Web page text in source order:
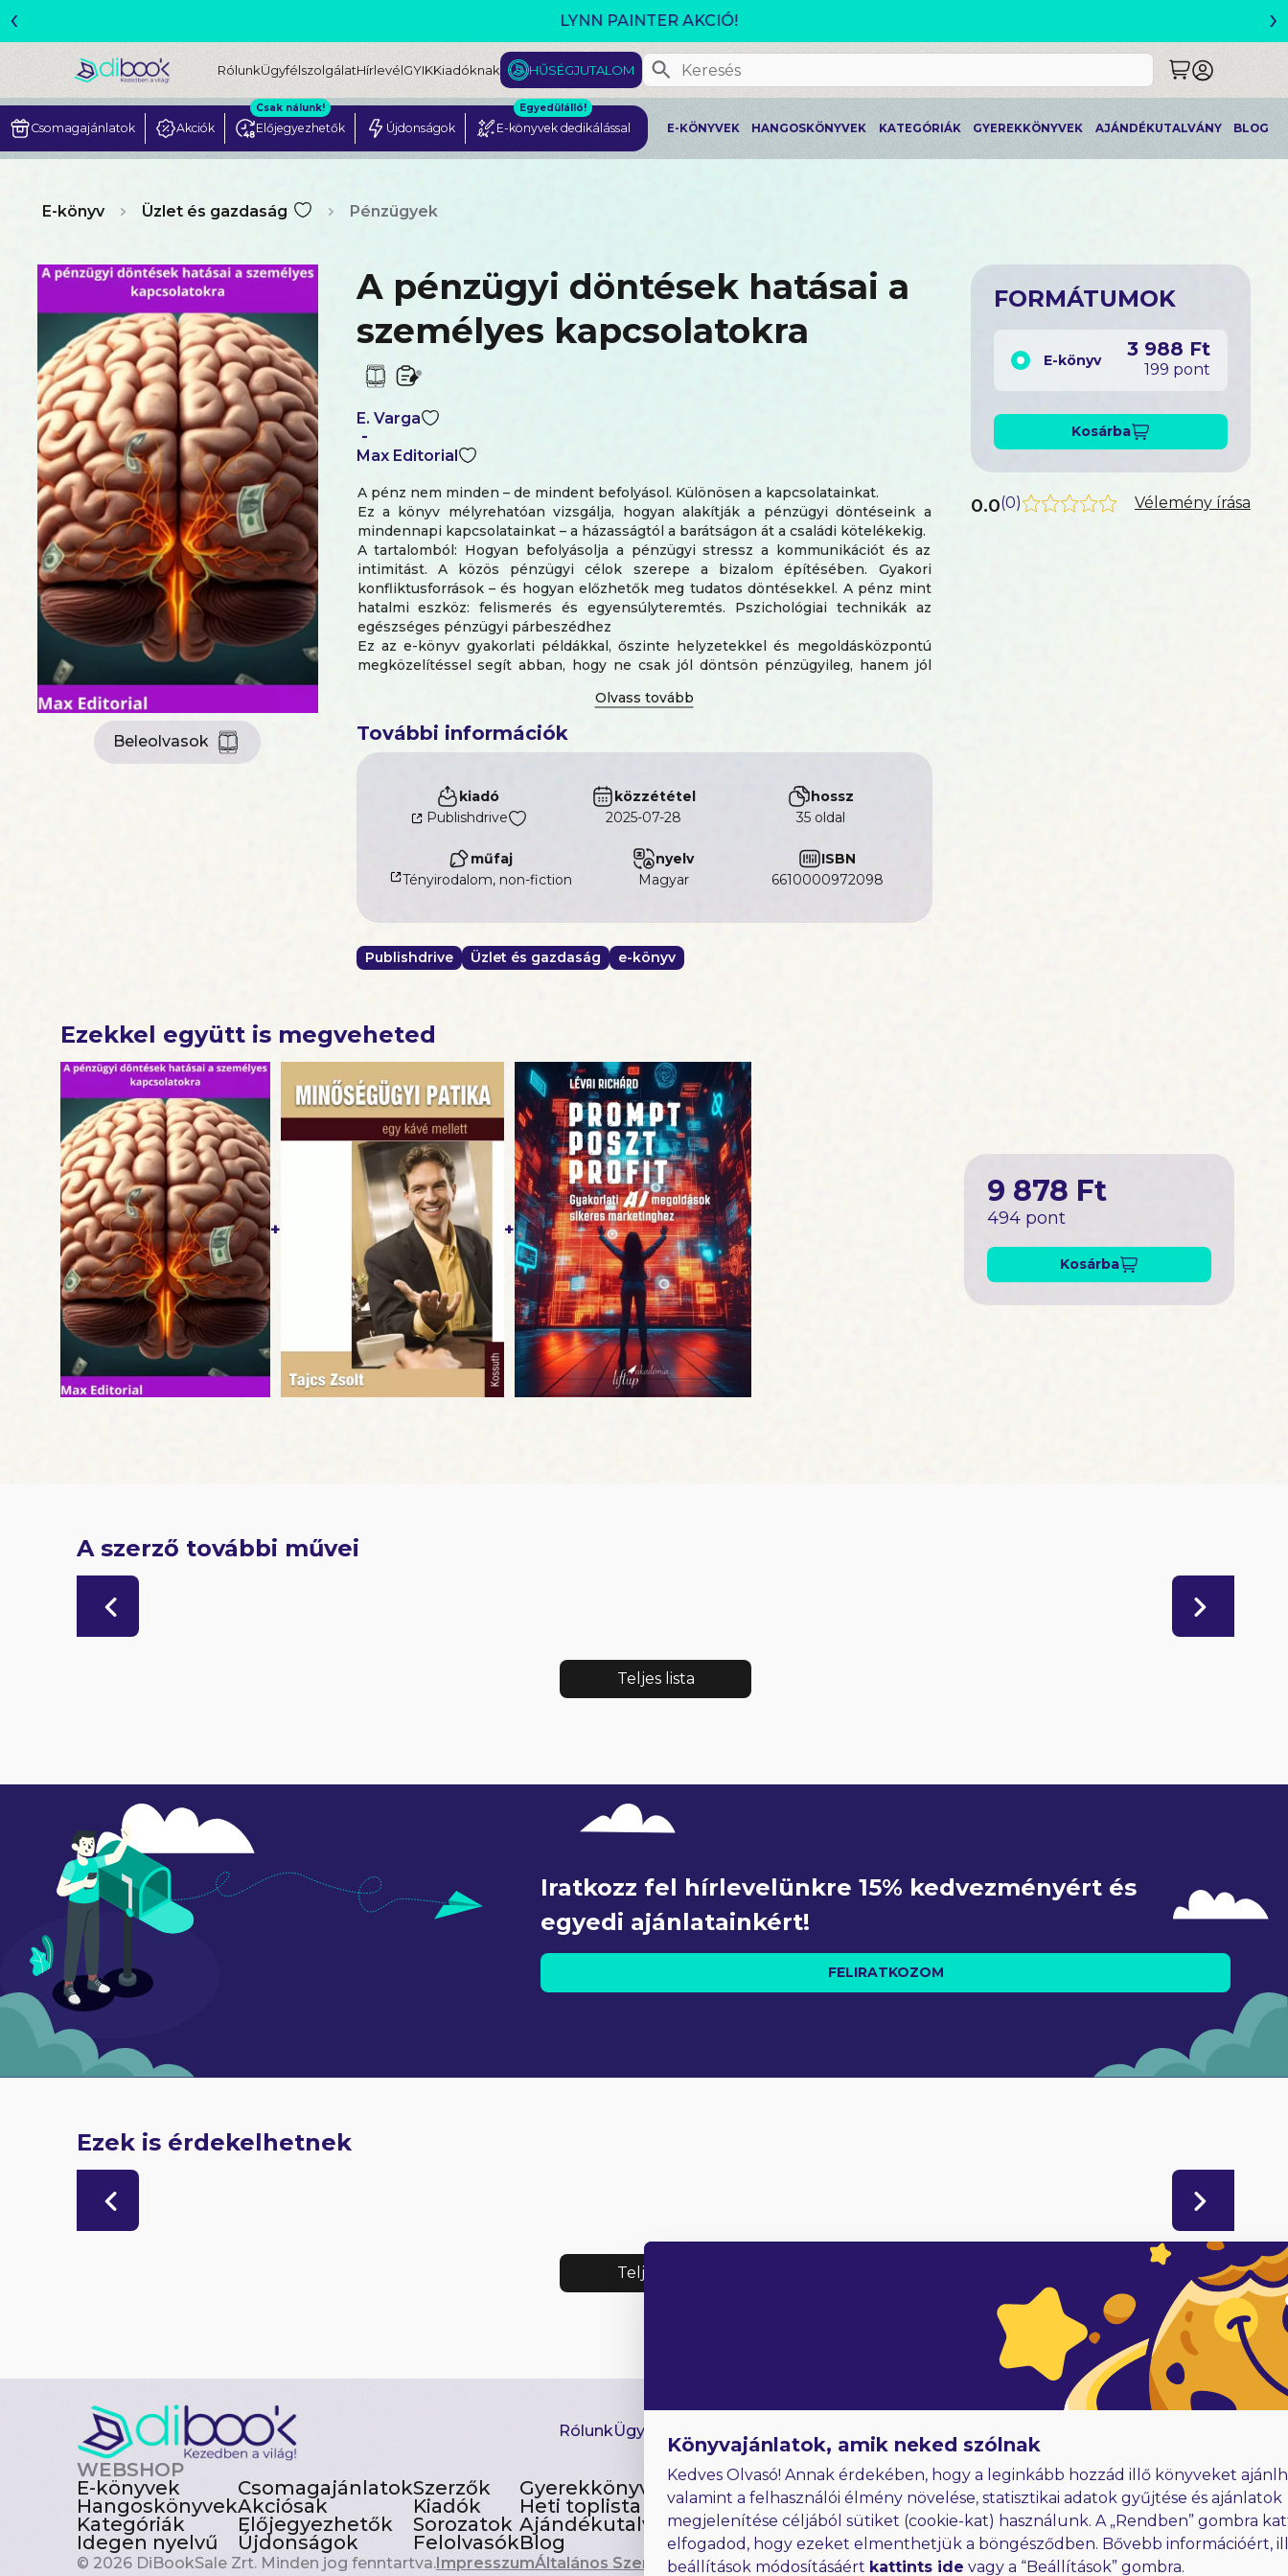
MEGJELENT! L. J. SHEN: LEGVADABB ÁLMAIMBAN SZERETLEK
‹ ›
RólunkÜgyfélszolgálatHírlevélGYIKKiadóknak HŰSÉGJUTALOM
Csomagajánlatok Akciók Előjegyezhetők
Csak nálunk!
Újdonságok E-könyvek dedikálással
Egyedülálló!
E-KÖNYVEK HANGOSKÖNYVEK KATEGÓRIÁK GYEREKKÖNYVEK AJÁNDÉKUTALVÁNY BLOG
E-könyv Üzlet és gazdaság Pénzügyek
Beleolvasok
A pénzügyi döntések hatásai a
személyes kapcsolatokra
E. Varga
-
Max Editorial
A pénz nem minden – de mindent befolyásol. Különösen a kapcsolatainkat.
Ez a könyv mélyrehatóan vizsgálja, hogyan alakítják a pénzügyi döntéseink a
mindennapi kapcsolatainkat – a házasságtól a barátságon át a családi kötelékekig.
A tartalomból: Hogyan befolyásolja a pénzügyi stressz a kommunikációt és az
intimitást. A közös pénzügyi célok szerepe a bizalom építésében. Gyakori
konfliktusforrások – és hogyan előzhetők meg tudatos döntésekkel. A pénz mint
hatalmi eszköz: felismerés és egyensúlyteremtés. Pszichológiai technikák az
egészséges pénzügyi párbeszédhez
Ez az e-könyv gyakorlati példákkal, őszinte helyzetekkel és megoldásközpontú
megközelítéssel segít abban, hogy ne csak jól döntsön pénzügyileg, hanem jól
A szeretet nyelve mellett a pénzügyek nyelve is tanulható – és elengedhetetlen
egy tartós, harmonikus élethez.
További információk
kiadó
Publishdrive
közzététel
2025-07-28
hossz
35 oldal
műfaj
Tényirodalom, non-fiction
nyelv
magyar
ISBN
6610000972098
Publishdrive Üzlet és gazdaság e-könyv
FORMÁTUMOK
E-könyv 3 988 Ft
199 pont
Kosárba
0.0(0) Vélemény írása
Ezekkel együtt is megveheted
+ +
9 878 Ft
494 pont
Kosárba
A szerző további művei
Teljes lista
Iratkozz fel hírlevelünkre 15% kedvezményért és
egyedi ajánlatainkért!
FELIRATKOZOM
Ezek is érdekelhetnek
Teljes lista
RólunkÜgyfélszolgálat
WEBSHOP
E-könyvek
Hangoskönyvek
Kategóriák
Idegen nyelvű
Csomagajánlatok
Akciósak
Előjegyezhetők
Újdonságok
Szerzők
Kiadók
Sorozatok
Felolvasók
Gyerekkönyvek
Heti toplista
Ajándékutalvány
Blog
© 2026 DiBookSale Zrt. Minden jog fenntartva. ImpresszumÁltalános Szerződési Feltételek
Könyvajánlatok, amik neked szólnak
Kedves Olvasó! Annak érdekében, hogy a leginkább hozzád illő könyveket
valamint a felhasználói élmény növelése, statisztikai adatok gyűjtése és ajánlatok
megjelenítése céljából sütiket (cookie-kat) használunk. A „Rendben” gombra
elfogadod, hogy ezeket elmenthetjük a böngésződben. Bővebb információért,
beállítások módosításáért kattints ide vagy a “Beállítások” gombra.